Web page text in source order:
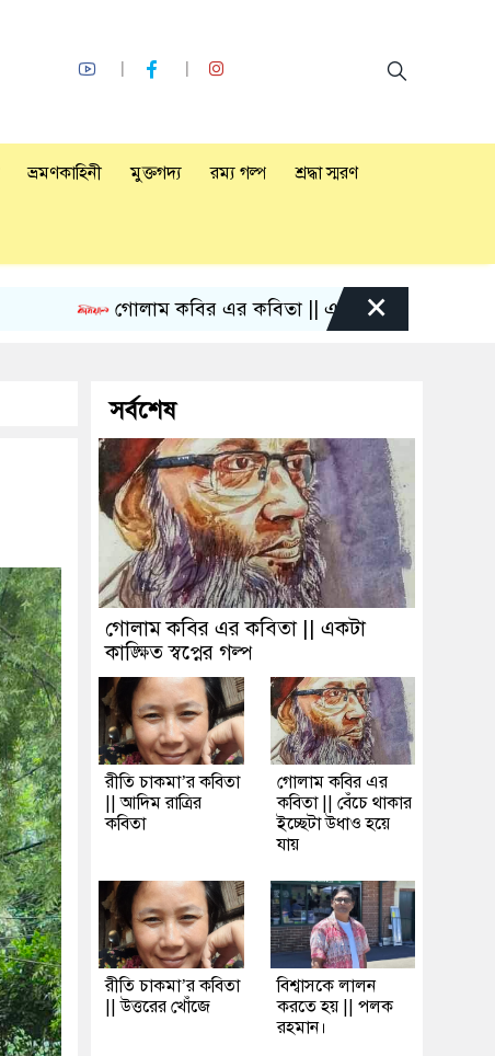
ভ্রমণকাহিনী মুক্তগদ্য রম্য গল্প শ্রদ্ধা স্মরণ
গোলাম কবির এর কবিতা || একটা কাঙ্ক্ষিত স্বপ্নের গল্প
×
সর্বশেষ
গোলাম কবির এর কবিতা || একটা
কাঙ্ক্ষিত স্বপ্নের গল্প
রীতি চাকমা’র কবিতা
|| আদিম রাত্রির
কবিতা
গোলাম কবির এর
কবিতা || বেঁচে থাকার
ইচ্ছেটা উধাও হয়ে
যায়
রীতি চাকমা’র কবিতা
|| উত্তরের খোঁজে
বিশ্বাসকে লালন
করতে হয় || পলক
রহমান।